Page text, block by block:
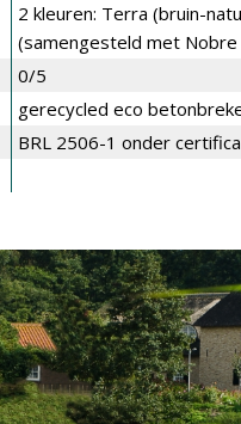
2 kleuren: Terra (bruin-
(samengesteld met Nobre
0/5
gerecycled eco
BRL 2506-1 onder